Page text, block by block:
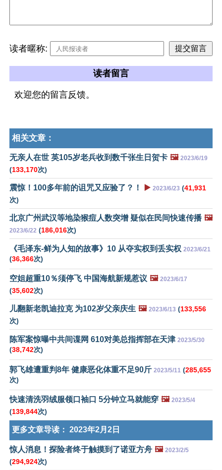
读者暱称:
读者留言
欢迎您的留言反馈。
相关文章：
无亲人在世 英105岁老兵收到数千张生日贺卡 🖼️ 2023/6/19
(133,170次)
震惊！100多年前的诅咒又应验了？！ ▶️ 2023/6/23 (41,931
次)
北京广州武汉等地染猴痘人数突增 疑似在民间快速传播 🖼️
2023/6/22 (186,016次)
《毛泽东-鲜为人知的故事》10 从夺实权到丢实权 2023/6/21
(36,366次)
空姐超重10％须停飞 中国海航新规惹议 🖼️ 2023/6/17
(35,602次)
儿翻新老凯迪拉克 为102岁父亲庆生 🖼️ 2023/6/13 (133,556
次)
陈军案惊曝中共间谍网 610对美总指挥部在天津 2023/5/30
(38,742次)
郭飞雄遭重判8年 健康恶化体重不足90斤 2023/5/11 (285,655
次)
快速清洗羽绒服领口袖口 5分钟立马就能穿 🖼️ 2023/5/4
(139,844次)
更多文章导读： 2023年2月2日
惊人消息！探险者终于触摸到了诺亚方舟 🖼️ 2023/2/5
(294,924次)